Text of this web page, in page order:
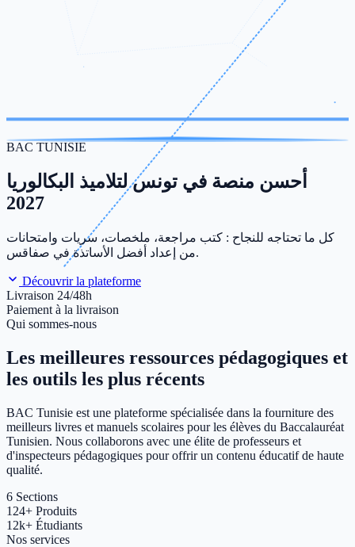
BAC TUNISIE
أحسن منصة في تونس لتلاميذ البكالوريا
2027
كل ما تحتاجه للنجاح : كتب مراجعة، ملخصات، سريات وامتحانات
من إعداد أفضل الأساتذة في صفاقس.
Découvrir la plateforme
Livraison 24/48h
Paiement à la livraison
Qui sommes-nous
Les meilleures ressources pédagogiques et
les outils les plus récents
BAC Tunisie est une plateforme spécialisée dans la fourniture des
meilleurs livres et manuels scolaires pour les élèves du Baccalauréat
Tunisien. Nous collaborons avec une élite de professeurs et
d'inspecteurs pédagogiques pour offrir un contenu éducatif de haute
qualité.
6 Sections
124+ Produits
12k+ Étudiants
Nos services